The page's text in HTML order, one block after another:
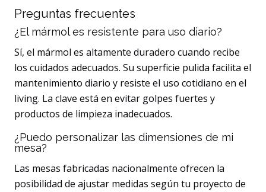
Preguntas frecuentes
¿El mármol es resistente para uso diario?
Sí, el mármol es altamente duradero cuando recibe
los cuidados adecuados. Su superficie pulida facilita el
mantenimiento diario y resiste el uso cotidiano en el
living. La clave está en evitar golpes fuertes y
productos de limpieza inadecuados.
¿Puedo personalizar las dimensiones de mi
mesa?
Las mesas fabricadas nacionalmente ofrecen la
posibilidad de ajustar medidas según tu proyecto de